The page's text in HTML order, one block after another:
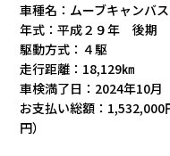
車種名： ムーブキャンバ
年式：平成２９年 後期
駆動方式：４駆
走行距離：18,129㎞
車検満了日：2024年10月
お支払い総額：
円）